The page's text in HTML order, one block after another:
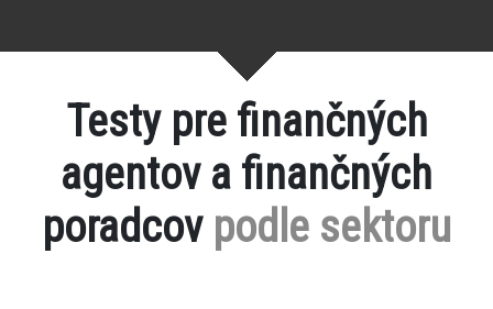
Testy pre finančných
agentov a finančných
poradcov podle sektoru